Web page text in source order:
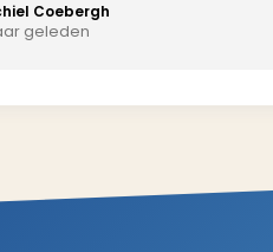
Coebergh
geleden